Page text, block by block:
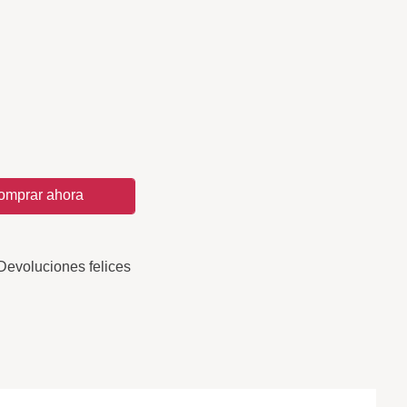
ahora
felices